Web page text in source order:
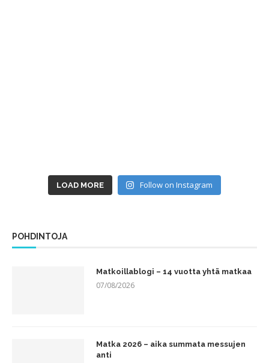
LOAD MORE Follow on Instagram
POHDINTOJA
Matkoillablogi – 14 vuotta yhtä matkaa
07/08/2026
Matka 2026 – aika summata messujen
anti